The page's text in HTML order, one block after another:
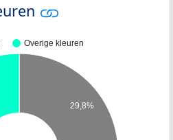
Overige kleuren
29,8%